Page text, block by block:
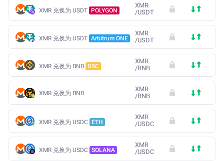
XMR 兑换为 USDT POLYGON
XMR
/USDT
XMR 兑换为 USDT Arbitrum ONE
XMR
/USDT
XMR 兑换为 BNB BSC
XMR
/BNB
XMR 兑换为 BNB
XMR
/BNB
XMR 兑换为 USDC ETH
XMR
/USDC
XMR 兑换为 USDC SOLANA
XMR
/USDC